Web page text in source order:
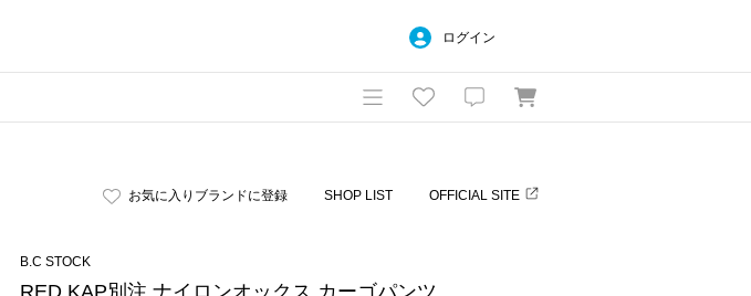
ログイン
お気に入りブランドに登録 SHOP LIST OFFICIAL SITE
B.C STOCK
RED KAP別注 ナイロンオックス カーゴパンツ